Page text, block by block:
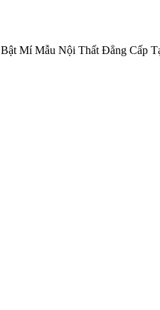
Bật Mí Mẫu Nội Thất Đẳng Cấp